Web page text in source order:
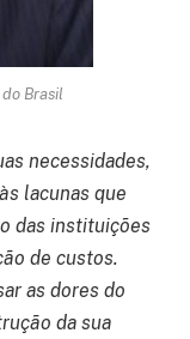
Brasil
necessidades,
lacunas que
das instituições
de custos.
as dores do
da sua